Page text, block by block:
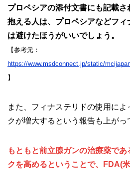
プロペシアの添付文書にも記載
抱える人は、プロペシアなどフィ
は避けたほうがいいでしょう。
【参考元：
https://www.msdconnect.jp/static/
】
また、フィナステリドの使用に
クが増大するという報告も上がっ
もともと前立腺ガンの治療薬で
クを高めるということで、FDA(